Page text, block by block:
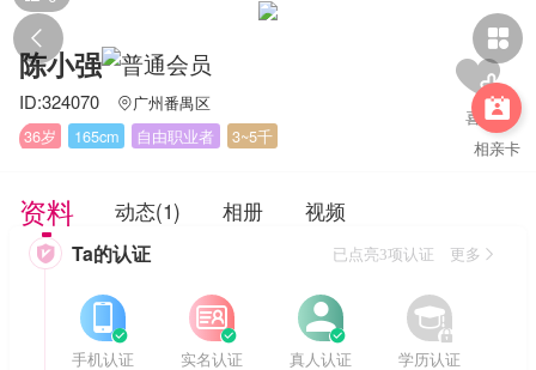
 

相亲卡
陈小强
ID:324070 广州番禺区
36岁
165cm 自由职业者 3~5千
资料 动态(1) 相册 视频
 Ta的认证 已点亮3项认证 更多


手机认证


实名认证


真人认证


学历认证